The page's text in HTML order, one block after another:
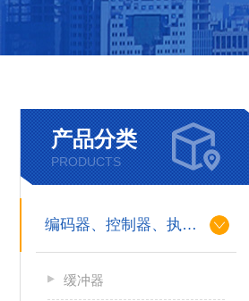
产品分类
PRODUCTS
编码器、控制器、执行器
缓冲器